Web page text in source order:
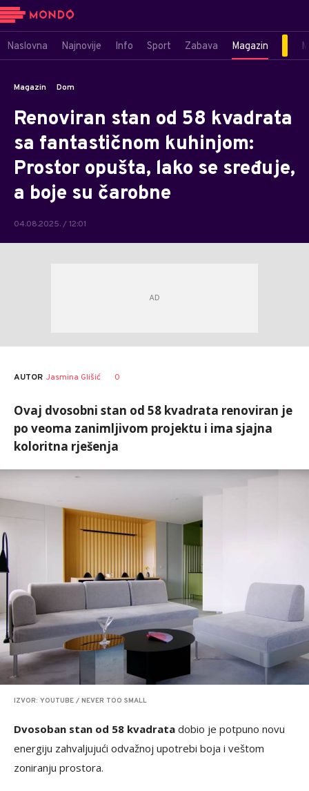
Naslovna Najnovije Info Sport Zabava Magazin
Magazin Dom
Renoviran stan od 58 kvadrata
sa fantastičnom kuhinjom:
Prostor opušta, lako se sređuje,
a boje su čarobne
04.08.2025. / 12:01
AUTOR Jasmina Glišić 0
Ovaj dvosobni stan od 58 kvadrata renoviran je
po veoma zanimljivom projektu i ima sjajna
koloritna rješenja
IZVOR: YOUTUBE / NEVER TOO SMALL
Dvosoban stan od 58 kvadrata dobio je potpuno novu
energiju zahvaljujući odvažnoj upotrebi boja i veštom
zoniranju prostora.